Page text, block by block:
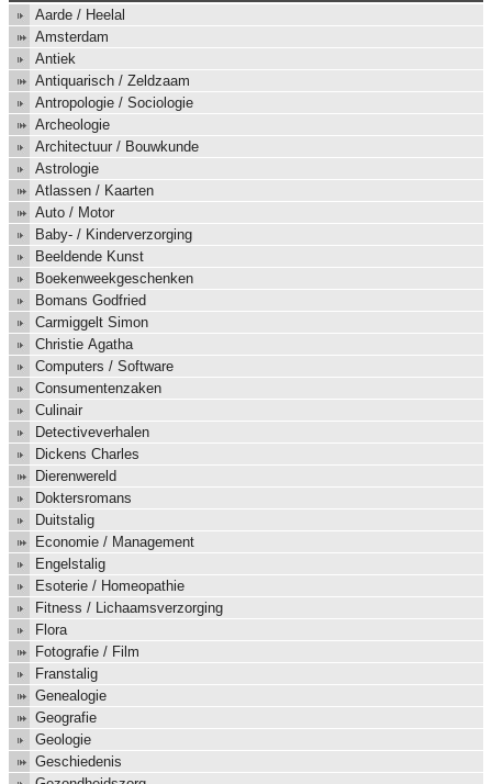
Aarde / Heelal
Amsterdam
Antiek
Antiquarisch / Zeldzaam
Antropologie / Sociologie
Archeologie
Architectuur / Bouwkunde
Astrologie
Atlassen / Kaarten
Auto / Motor
Baby- / Kinderverzorging
Beeldende Kunst
Boekenweekgeschenken
Bomans Godfried
Carmiggelt Simon
Christie Agatha
Computers / Software
Consumentenzaken
Culinair
Detectiveverhalen
Dickens Charles
Dierenwereld
Doktersromans
Duitstalig
Economie / Management
Engelstalig
Esoterie / Homeopathie
Fitness / Lichaamsverzorging
Flora
Fotografie / Film
Franstalig
Genealogie
Geografie
Geologie
Geschiedenis